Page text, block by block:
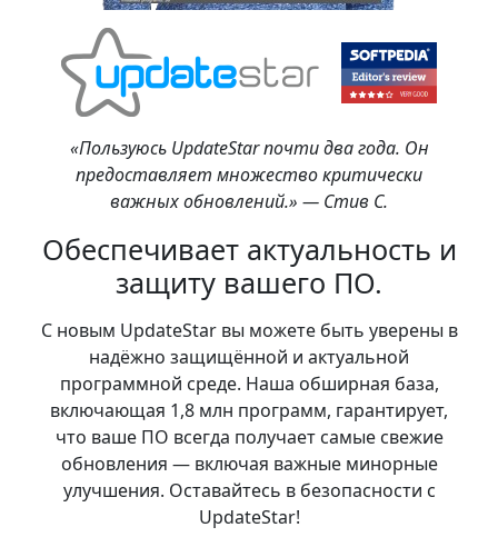
«Пользуюсь UpdateStar почти два года. Он
предоставляет множество критически
важных обновлений.» — Стив С.
Обеспечивает актуальность и
защиту вашего ПО.
С новым UpdateStar вы можете быть уверены в
надёжно защищённой и актуальной
программной среде. Наша обширная база,
включающая 1,8 млн программ, гарантирует,
что ваше ПО всегда получает самые свежие
обновления — включая важные минорные
улучшения. Оставайтесь в безопасности с
UpdateStar!